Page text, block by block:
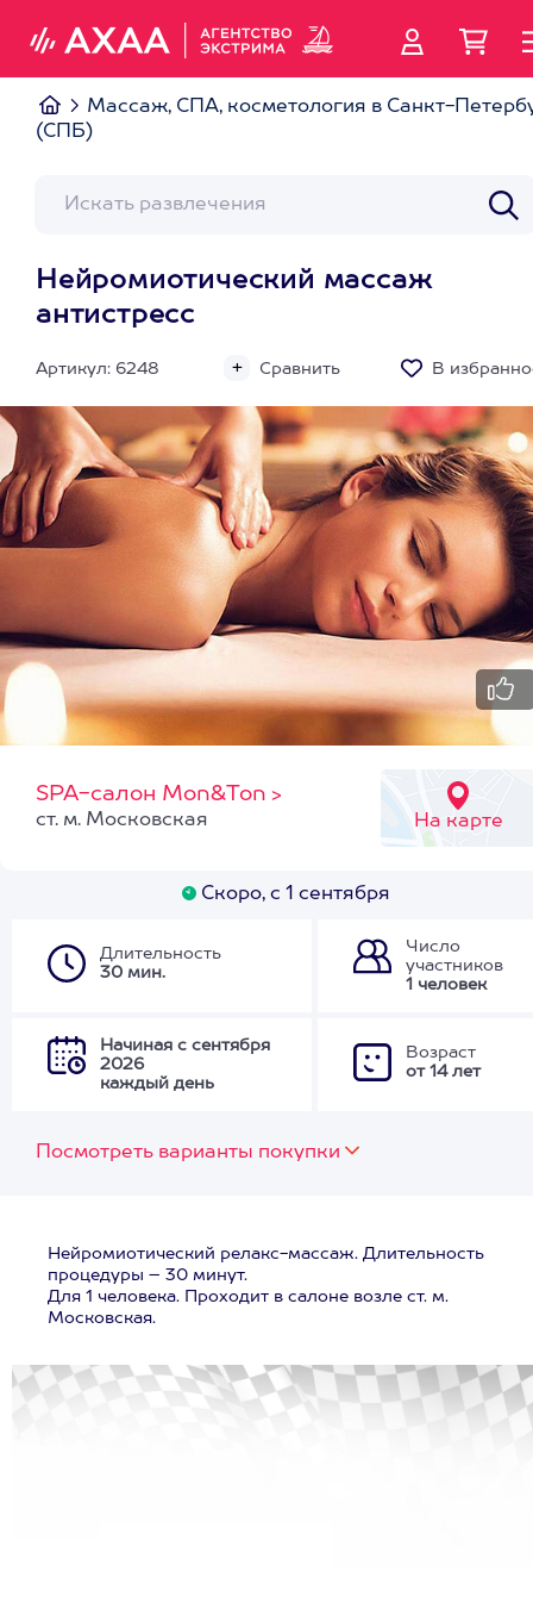
Массаж, СПА, косметология в Санкт-
(СПБ)
Нейромиотический массаж
антистресс
Артикул: 6248 Сравнить В
SPA-салон Mon&Ton >
На карте
ст. м. Московская
Скоро, с 1 сентября
Длительность
30 мин.
Число
участников
1 человек
Начиная с сентября
2026
каждый день
Возраст
от 14 лет
Посмотреть варианты покупки
Нейромиотический релакс-массаж. Длительность
процедуры – 30 минут.
Для 1 человека. Проходит в салоне возле ст. м.
Московская.